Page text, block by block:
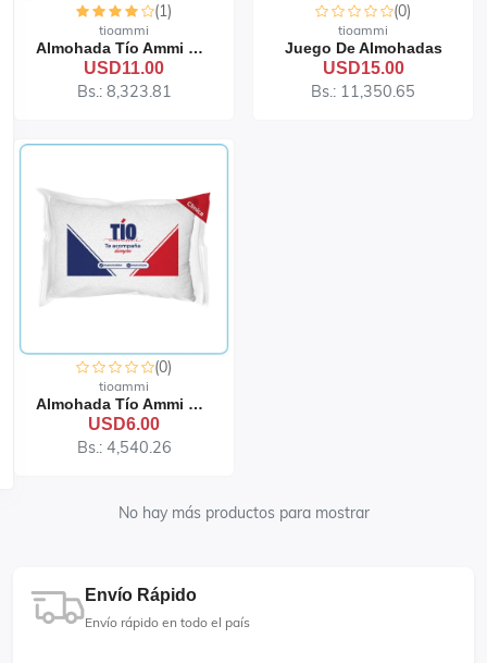
(1)
tioammi
Almohada Tío Ammi – King | Queen | Standard
USD11.00
Bs.: 8,323.81
(0)
tioammi
Juego De Almohadas
USD15.00
Bs.: 11,350.65
(0)
tioammi
Almohada Tío Ammi Clínica
USD6.00
Bs.: 4,540.26
No hay más productos para mostrar
Envío Rápido
Envío rápido en todo el país